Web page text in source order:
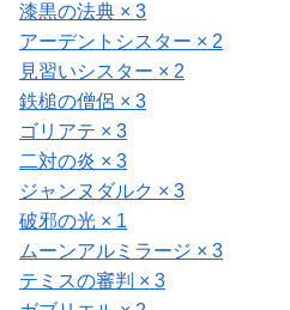
漆黒の法典 × 3
アーデントシスター × 2
見習いシスター × 2
鉄槌の僧侶 × 3
ゴリアテ × 3
二対の炎 × 3
ジャンヌダルク × 3
破邪の光 × 1
ムーンアルミラージ × 3
テミスの審判 × 3